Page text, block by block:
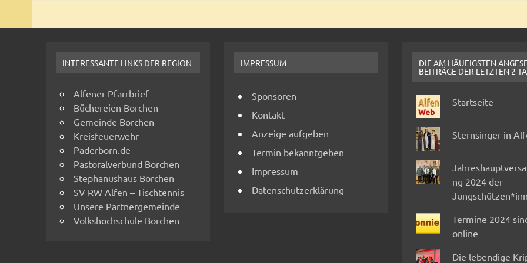
INTERESSANTE LINKS DER REGION
Alfener Pfarrbrief
Büchereien Borchen
Gemeinde Borchen
Kreisfeuerwehr
Paderborn.de
Pastoralverbund Borchen
Stephanushaus Borchen
SV RW Alfen – Tischtennis
Unsere Partnergemeinde
Volkshochschule Borchen
IMPRESSUM
Sponsoren
Kontakt
Anzeige aufgeben
Termin bekanntgeben
Impressum
Datenschutzerklärung
DIE AM HÄUFIGSTEN
BEITRÄGE DER LETZTEN 2
Startseite
Sternsinger in
ng 2024 der
Termine 2024
online
Die lebendige